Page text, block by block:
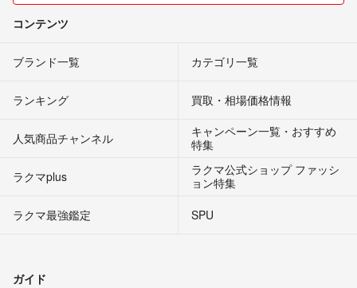
コンテンツ
ブランド一覧 カテゴリ一覧
ランキング 買取・相場価格情報
人気商品チャンネル
キャンペーン一覧・おすすめ
特集
ラクマplus
ラクマ公式ショップ ファッシ
ョン特集
ラクマ最強鑑定
SPU
ガイド